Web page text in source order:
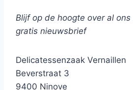
afgewerkt met enkele echte
koekjes. Gepresenteerd in
Blijf op de hoogte over al
gratis nieuwsbrief
Delicatessenzaak Vernaillen
Beverstraat 3
9400 Ninove